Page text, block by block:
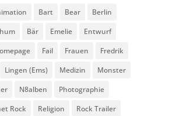
Bart Bear
Berlin
Bär Emelie
Entwurf
Fail Frauen
Fredrik
Lingen (Ems) Medizin
Monster
N8alben
Photographie
Rock Religion
Rock Trailer